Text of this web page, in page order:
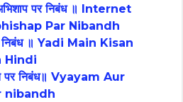
पर निबंध ॥ Internet
Par Nibandh
निबंध ॥ Yadi Main Kisan
Hindi
पर निबंध॥ Vyayam Aur
nibandh